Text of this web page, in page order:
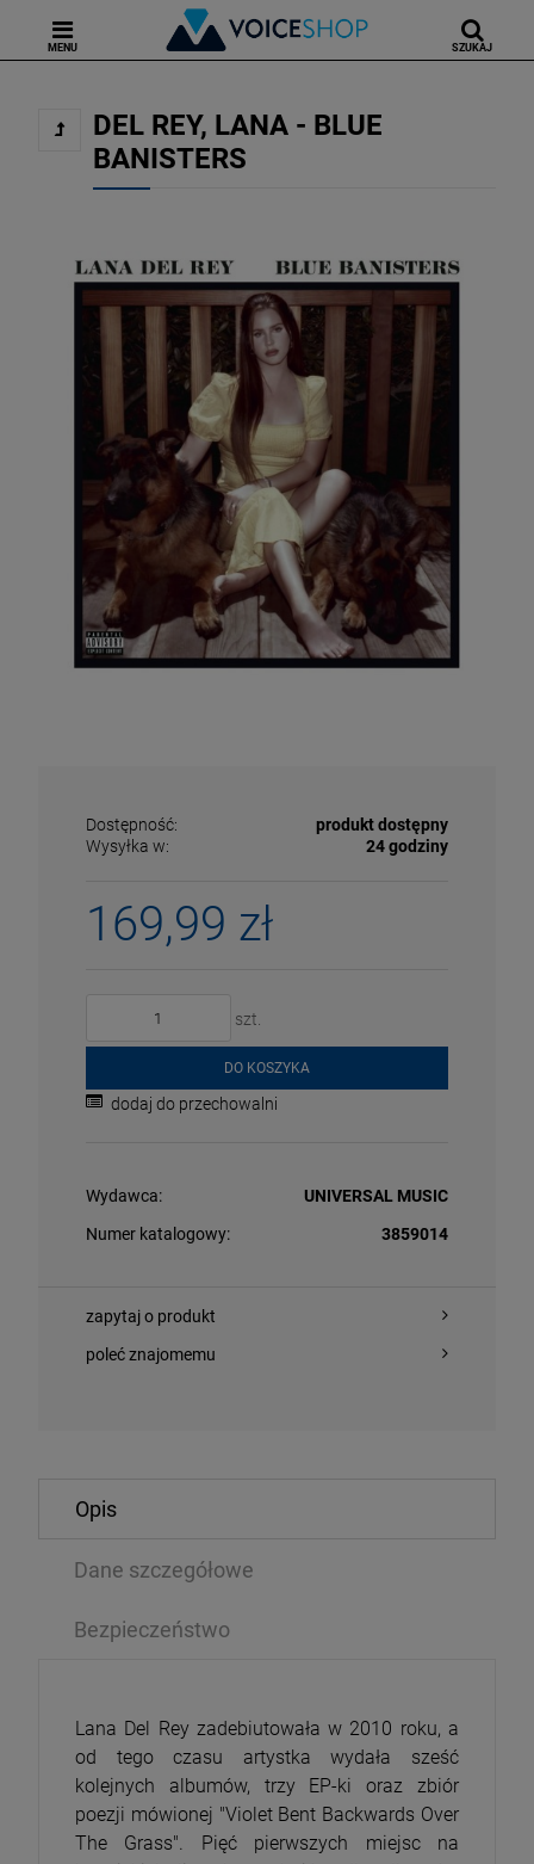
MENU SZUKAJ
99,99 zł
DEL REY, LANA - BLUE
BANISTERS
Dostępność:
produkt dostępny
Wysyłka w:
24 godziny
169,99 zł
szt.
DO KOSZYKA
dodaj do przechowalni
Wydawca:
UNIVERSAL MUSIC
Numer katalogowy:
3859014
zapytaj o produkt
poleć znajomemu
Opis
Dane szczegółowe
Bezpieczeństwo
Lana Del Rey zadebiutowała w 2010 roku, a
od tego czasu artystka wydała sześć
kolejnych albumów, trzy EP-ki oraz zbiór
poezji mówionej "Violet Bent Backwards Over
The Grass". Pięć pierwszych miejsc na